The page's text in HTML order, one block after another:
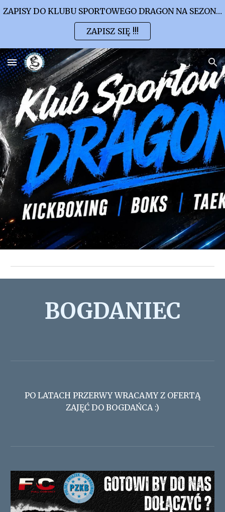
ZAPISY DO KLUBU SPORTOWEGO DRAGON NA SEZON 2026/2027
ZAPISZ SIĘ !!!
BOGDANIEC
PO LATACH PRZERWY WRACAMY Z OFERTĄ
ZAJĘĆ DO BOGDAŃCA :)